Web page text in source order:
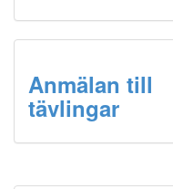
Anmälan till
tävlingar